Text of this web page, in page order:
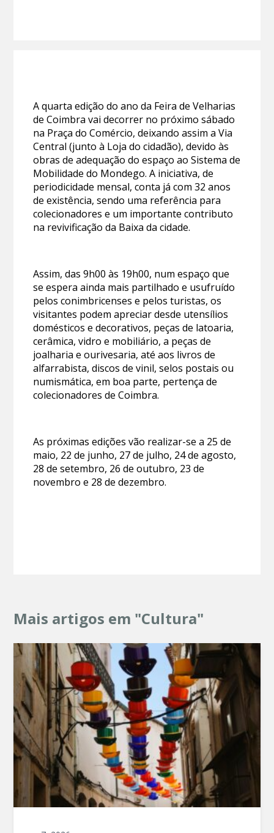
A quarta edição do ano da Feira de Velharias
de Coimbra vai decorrer no próximo sábado
na Praça do Comércio, deixando assim a Via
Central (junto à Loja do cidadão), devido às
obras de adequação do espaço ao Sistema de
Mobilidade do Mondego. A iniciativa, de
periodicidade mensal, conta já com 32 anos
de existência, sendo uma referência para
colecionadores e um importante contributo
na revivificação da Baixa da cidade.
Assim, das 9h00 às 19h00, num espaço que
se espera ainda mais partilhado e usufruído
pelos conimbricenses e pelos turistas, os
visitantes podem apreciar desde utensílios
domésticos e decorativos, peças de latoaria,
cerâmica, vidro e mobiliário, a peças de
joalharia e ourivesaria, até aos livros de
alfarrabista, discos de vinil, selos postais ou
numismática, em boa parte, pertença de
colecionadores de Coimbra.
As próximas edições vão realizar-se a 25 de
maio, 22 de junho, 27 de julho, 24 de agosto,
28 de setembro, 26 de outubro, 23 de
novembro e 28 de dezembro.
Mais artigos em "Cultura"